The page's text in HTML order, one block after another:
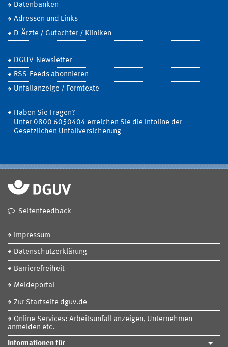
Datenbanken
Adressen und Links
D-Ärzte / Gutachter / Kliniken
DGUV-Newsletter
RSS-Feeds abonnieren
Unfallanzeige / Formtexte
Haben Sie Fragen?
Unter 0800 6050404 erreichen Sie die Infoline der
Gesetzlichen Unfallversicherung
Seitenfeedback
Impressum
Datenschutzerklärung
Barrierefreiheit
Meldeportal
Zur Startseite dguv.de
Online-Services: Arbeitsunfall anzeigen, Unternehmen
anmelden etc.
Informationen für